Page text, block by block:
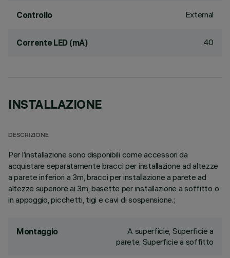
Controllo External
Corrente LED (mA) 40
INSTALLAZIONE
DESCRIZIONE
Per l’installazione sono disponibili come accessori da
acquistare separatamente bracci per installazione ad altezze
a parete inferiori a 3m, bracci per installazione a parete ad
altezze superiore ai 3m, basette per installazione a soffitto o
in appoggio, picchetti, tigi e cavi di sospensione.;
Montaggio
A superficie, Superficie a
parete, Superficie a soffitto